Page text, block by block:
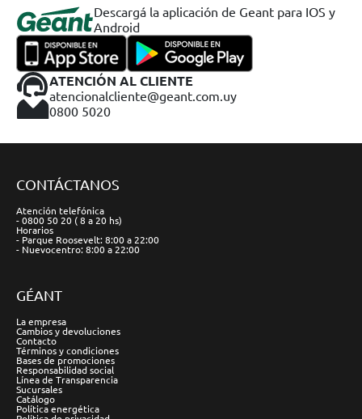
Descargá la aplicación de Geant para IOS y
Android
ATENCIÓN AL CLIENTE
atencionalcliente@geant.com.uy
0800 5020
CONTÁCTANOS
Atención telefónica
- 0800 50 20 ( 8 a 20 hs)
Horarios
- Parque Roosevelt: 8:00 a 22:00
- Nuevocentro: 8:00 a 22:00
GÉANT
La empresa
Cambios y devoluciones
Contacto
Términos y condiciones
Bases de promociones
Responsabilidad social
Línea de Transparencia
Sucursales
Catálogo
Política energética